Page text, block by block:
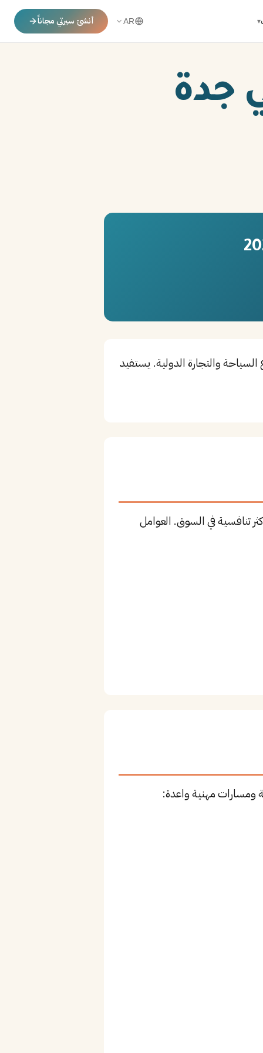
▾
AR أنشئ سيرتي مجاناً
جدة
السياحة والتجارة الدولية. يستفيد
تنافسية في السوق. العوامل
مهنية واعدة: